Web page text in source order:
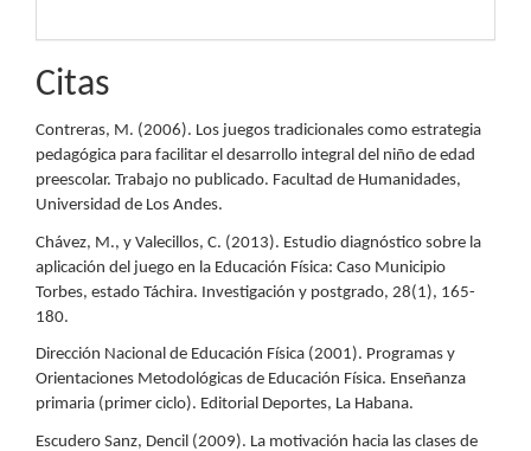
Citas
Contreras, M. (2006). Los juegos tradicionales como estrategia
pedagógica para facilitar el desarrollo integral del niño de edad
preescolar. Trabajo no publicado. Facultad de Humanidades,
Universidad de Los Andes.
Chávez, M., y Valecillos, C. (2013). Estudio diagnóstico sobre la
aplicación del juego en la Educación Física: Caso Municipio
Torbes, estado Táchira. Investigación y postgrado, 28(1), 165-
180.
Dirección Nacional de Educación Física (2001). Programas y
Orientaciones Metodológicas de Educación Física. Enseñanza
primaria (primer ciclo). Editorial Deportes, La Habana.
Escudero Sanz, Dencil (2009). La motivación hacia las clases de